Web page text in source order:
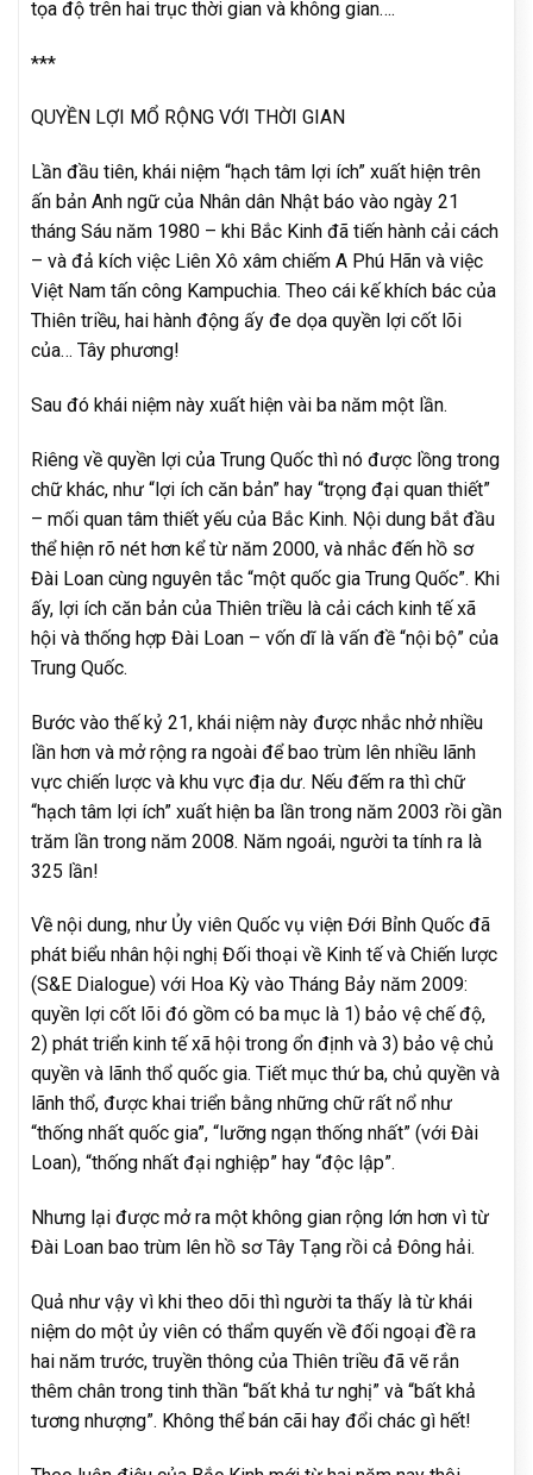
tọa độ trên hai trục thời gian và không gian….
***
QUYỀN LỢI MỔ RỘNG VỚI THỜI GIAN
Lần đầu tiên, khái niệm “hạch tâm lợi ích” xuất hiện trên
ấn bản Anh ngữ của Nhân dân Nhật báo vào ngày 21
tháng Sáu năm 1980 – khi Bắc Kinh đã tiến hành cải cách
– và đả kích việc Liên Xô xâm chiếm A Phú Hãn và việc
Việt Nam tấn công Kampuchia. Theo cái kế khích bác của
Thiên triều, hai hành động ấy đe dọa quyền lợi cốt lõi
của… Tây phương!
Sau đó khái niệm này xuất hiện vài ba năm một lần.
Riêng về quyền lợi của Trung Quốc thì nó được lồng trong
chữ khác, như “lợi ích căn bản” hay “trọng đại quan thiết”
– mối quan tâm thiết yếu của Bắc Kinh. Nội dung bắt đầu
thể hiện rõ nét hơn kể từ năm 2000, và nhắc đến hồ sơ
Đài Loan cùng nguyên tắc “một quốc gia Trung Quốc”. Khi
ấy, lợi ích căn bản của Thiên triều là cải cách kinh tế xã
hội và thống hợp Đài Loan – vốn dĩ là vấn đề “nội bộ” của
Trung Quốc.
Bước vào thế kỷ 21, khái niệm này được nhắc nhở nhiều
lần hơn và mở rộng ra ngoài để bao trùm lên nhiều lãnh
vực chiến lược và khu vực địa dư. Nếu đếm ra thì chữ
“hạch tâm lợi ích” xuất hiện ba lần trong năm 2003 rồi gần
trăm lần trong năm 2008. Năm ngoái, người ta tính ra là
325 lần!
Về nội dung, như Ủy viên Quốc vụ viện Đới Bỉnh Quốc đã
phát biểu nhân hội nghị Đối thoại về Kinh tế và Chiến lược
(S&E Dialogue) với Hoa Kỳ vào Tháng Bảy năm 2009:
quyền lợi cốt lõi đó gồm có ba mục là 1) bảo vệ chế độ,
2) phát triển kinh tế xã hội trong ổn định và 3) bảo vệ chủ
quyền và lãnh thổ quốc gia. Tiết mục thứ ba, chủ quyền và
lãnh thổ, được khai triển bằng những chữ rất nổ như
“thống nhất quốc gia”, “lưỡng ngạn thống nhất” (với Đài
Loan), “thống nhất đại nghiệp” hay “độc lập”.
Nhưng lại được mở ra một không gian rộng lớn hơn vì từ
Đài Loan bao trùm lên hồ sơ Tây Tạng rồi cả Đông hải.
Quả như vậy vì khi theo dõi thì người ta thấy là từ khái
niệm do một ủy viên có thẩm quyến về đối ngoại đề ra
hai năm trước, truyền thông của Thiên triều đã vẽ rắn
thêm chân trong tinh thần “bất khả tư nghị” và “bất khả
tương nhượng”. Không thể bán cãi hay đổi chác gì hết!